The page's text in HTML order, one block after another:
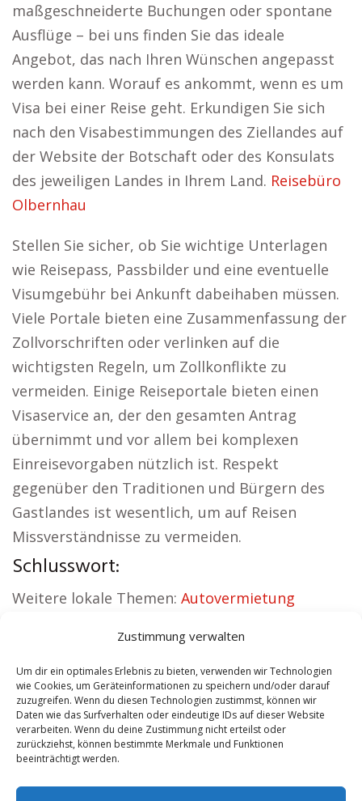
Zustimmung verwalten
Um dir ein optimales Erlebnis zu bieten, verwenden wir Technologien
wie Cookies, um Geräteinformationen zu speichern und/oder darauf
zuzugreifen. Wenn du diesen Technologien zustimmst, können wir
Daten wie das Surfverhalten oder eindeutige IDs auf dieser Website
verarbeiten. Wenn du deine Zustimmung nicht erteilst oder
zurückziehst, können bestimmte Merkmale und Funktionen
beeinträchtigt werden.
maßgeschneiderte Buchungen oder spontane
Ausflüge – bei uns finden Sie das ideale
Angebot, das nach Ihren Wünschen angepasst
werden kann. Worauf es ankommt, wenn es um
Visa bei einer Reise geht. Erkundigen Sie sich
nach den Visabestimmungen des Ziellandes auf
der Website der Botschaft oder des Konsulats
des jeweiligen Landes in Ihrem Land. Reisebüro
Olbernhau
Stellen Sie sicher, ob Sie wichtige Unterlagen
wie Reisepass, Passbilder und eine eventuelle
Visumgebühr bei Ankunft dabeihaben müssen.
Viele Portale bieten eine Zusammenfassung der
Zollvorschriften oder verlinken auf die
wichtigsten Regeln, um Zollkonflikte zu
vermeiden. Einige Reiseportale bieten einen
Visaservice an, der den gesamten Antrag
übernimmt und vor allem bei komplexen
Einreisevorgaben nützlich ist. Respekt
gegenüber den Traditionen und Bürgern des
Gastlandes ist wesentlich, um auf Reisen
Missverständnisse zu vermeiden.
Schlusswort:
Weitere lokale Themen: Autovermietung
Versicherung Gloggnitz|Hundeschule
Gloggnitz|Schamane Gloggnitz|Reisebüro
Gloggnitz
Contents [show]
No tags for this post.